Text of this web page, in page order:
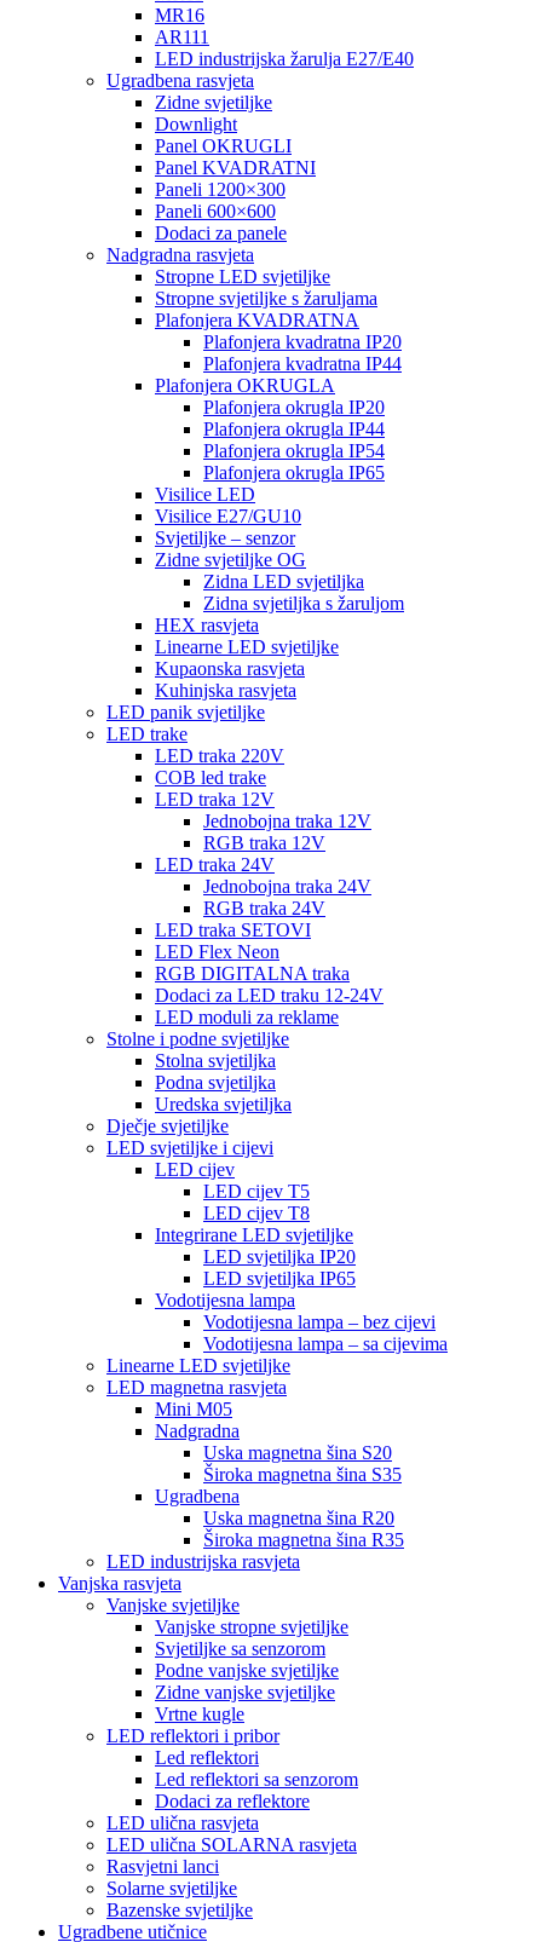
MR16
AR111
LED industrijska žarulja E27/E40
Ugradbena rasvjeta
Zidne svjetiljke
Downlight
Panel OKRUGLI
Panel KVADRATNI
Paneli 1200×300
Paneli 600×600
Dodaci za panele
Nadgradna rasvjeta
Stropne LED svjetiljke
Stropne svjetiljke s žaruljama
Plafonjera KVADRATNA
Plafonjera kvadratna IP20
Plafonjera kvadratna IP44
Plafonjera OKRUGLA
Plafonjera okrugla IP20
Plafonjera okrugla IP44
Plafonjera okrugla IP54
Plafonjera okrugla IP65
Visilice LED
Visilice E27/GU10
Svjetiljke – senzor
Zidne svjetiljke OG
Zidna LED svjetiljka
Zidna svjetiljka s žaruljom
HEX rasvjeta
Linearne LED svjetiljke
Kupaonska rasvjeta
Kuhinjska rasvjeta
LED panik svjetiljke
LED trake
LED traka 220V
COB led trake
LED traka 12V
Jednobojna traka 12V
RGB traka 12V
LED traka 24V
Jednobojna traka 24V
RGB traka 24V
LED traka SETOVI
LED Flex Neon
RGB DIGITALNA traka
Dodaci za LED traku 12-24V
LED moduli za reklame
Stolne i podne svjetiljke
Stolna svjetiljka
Podna svjetiljka
Uredska svjetiljka
Dječje svjetiljke
LED svjetiljke i cijevi
LED cijev
LED cijev T5
LED cijev T8
Integrirane LED svjetiljke
LED svjetiljka IP20
LED svjetiljka IP65
Vodotijesna lampa
Vodotijesna lampa – bez cijevi
Vodotijesna lampa – sa cijevima
Linearne LED svjetiljke
LED magnetna rasvjeta
Mini M05
Nadgradna
Uska magnetna šina S20
Široka magnetna šina S35
Ugradbena
Uska magnetna šina R20
Široka magnetna šina R35
LED industrijska rasvjeta
Vanjska rasvjeta
Vanjske svjetiljke
Vanjske stropne svjetiljke
Svjetiljke sa senzorom
Podne vanjske svjetiljke
Zidne vanjske svjetiljke
Vrtne kugle
LED reflektori i pribor
Led reflektori
Led reflektori sa senzorom
Dodaci za reflektore
LED ulična rasvjeta
LED ulična SOLARNA rasvjeta
Rasvjetni lanci
Solarne svjetiljke
Bazenske svjetiljke
Ugradbene utičnice